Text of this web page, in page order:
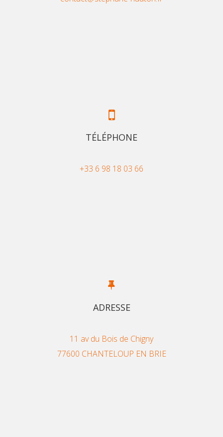
TÉLÉPHONE
+33 6 98 18 03 66
ADRESSE
11 av du Bois de Chigny
77600 CHANTELOUP EN BRIE